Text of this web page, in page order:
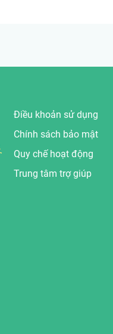
Điều khoản sử dụng
Chính sách bảo mật
Quy chế hoạt động
Trung tâm trợ giúp